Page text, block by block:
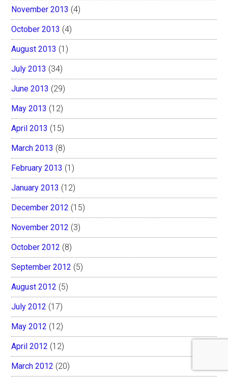
November 2013 (4)
October 2013 (4)
August 2013 (1)
July 2013 (34)
June 2013 (29)
May 2013 (12)
April 2013 (15)
March 2013 (8)
February 2013 (1)
January 2013 (12)
December 2012 (15)
November 2012 (3)
October 2012 (8)
September 2012 (5)
August 2012 (5)
July 2012 (17)
May 2012 (12)
April 2012 (12)
March 2012 (20)